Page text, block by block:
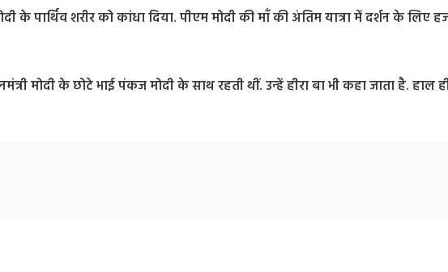
के पार्थिव शरीर को कांधा दिया. पीएम मोदी की माँ की अंतिम यात्रा में दर्शन के लिए
मोदी के छोटे भाई पंकज मोदी के साथ रहती थीं. उन्हें हीरा बा भी कहा जाता है. हाल